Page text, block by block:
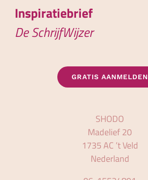
Inspiratiebrief
De SchrijfWijzer
GRATIS AANMELDEN
SHODO
Madelief 20
1735 AC ’t Veld
Nederland